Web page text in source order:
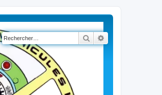
Rechercher